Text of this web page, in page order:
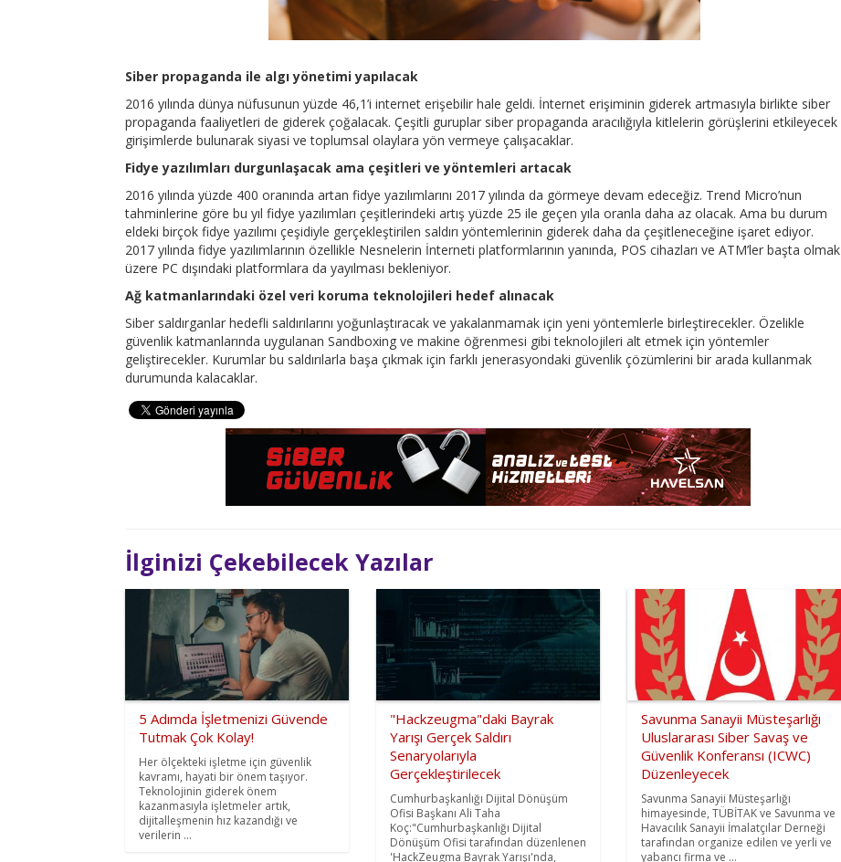
Siber propaganda ile algı yönetimi yapılacak
2016 yılında dünya nüfusunun yüzde 46,1’i internet erişebilir hale geldi. İnternet erişiminin giderek artmasıyla birlikte siber
propaganda faaliyetleri de giderek çoğalacak. Çeşitli guruplar siber propaganda aracılığıyla kitlelerin görüşlerini etkileyecek
girişimlerde bulunarak siyasi ve toplumsal olaylara yön vermeye çalışacaklar.
Fidye yazılımları durgunlaşacak ama çeşitleri ve yöntemleri artacak
2016 yılında yüzde 400 oranında artan fidye yazılımlarını 2017 yılında da görmeye devam edeceğiz. Trend Micro’nun
tahminlerine göre bu yıl fidye yazılımları çeşitlerindeki artış yüzde 25 ile geçen yıla oranla daha az olacak. Ama bu durum
eldeki birçok fidye yazılımı çeşidiyle gerçekleştirilen saldırı yöntemlerinin giderek daha da çeşitleneceğine işaret ediyor.
2017 yılında fidye yazılımlarının özellikle Nesnelerin İnterneti platformlarının yanında, POS cihazları ve ATM’ler başta olmak
üzere PC dışındaki platformlara da yayılması bekleniyor.
Ağ katmanlarındaki özel veri koruma teknolojileri hedef alınacak
Siber saldırganlar hedefli saldırılarını yoğunlaştıracak ve yakalanmamak için yeni yöntemlerle birleştirecekler. Özelikle
güvenlik katmanlarında uygulanan Sandboxing ve makine öğrenmesi gibi teknolojileri alt etmek için yöntemler
geliştirecekler. Kurumlar bu saldırılarla başa çıkmak için farklı jenerasyondaki güvenlik çözümlerini bir arada kullanmak
durumunda kalacaklar.
İlginizi Çekebilecek Yazılar
5 Adımda İşletmenizi Güvende
Tutmak Çok Kolay!
Her ölçekteki işletme için güvenlik
kavramı, hayati bir önem taşıyor.
Teknolojinin giderek önem
kazanmasıyla işletmeler artık,
dijitalleşmenin hız kazandığı ve
verilerin ...
"Hackzeugma"daki Bayrak
Yarışı Gerçek Saldırı
Senaryolarıyla
Gerçekleştirilecek
Cumhurbaşkanlığı Dijital Dönüşüm
Ofisi Başkanı Ali Taha
Koç:"Cumhurbaşkanlığı Dijital
Dönüşüm Ofisi tarafından düzenlenen
'HackZeugma Bayrak Yarışı'nda,
Savunma Sanayii Müsteşarlığı
Uluslararası Siber Savaş ve
Güvenlik Konferansı (ICWC)
Düzenleyecek
Savunma Sanayii Müsteşarlığı
himayesinde, TÜBİTAK ve Savunma ve
Havacılık Sanayii İmalatçılar Derneği
tarafından organize edilen ve yerli ve
yabancı firma ve ...